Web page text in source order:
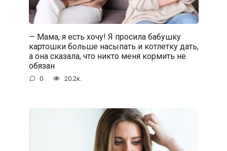
— Мама, я есть хочу! Я просила бабушку
картошки больше насыпать и котлетку дать,
а она сказала, что никто меня кормить не
обязан
0 20.2к.